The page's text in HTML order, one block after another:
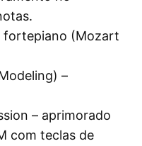
fortepiano (Mozart
–
– aprimorado
com teclas de